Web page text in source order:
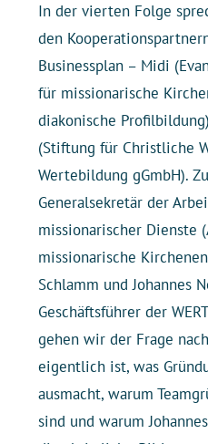
In der vierten Folge
den
Businessplan – Midi
für missionarische
diakonische Profilbildung)
(Stiftung für Christliche
Wertebildung gGmbH).
Generalsekretär der
missionarischer Dienste
missionarische
Schlamm und Johannes
Geschäftsführer der
gehen wir der Frage
eigentlich ist, was
ausmacht, warum
sind und warum